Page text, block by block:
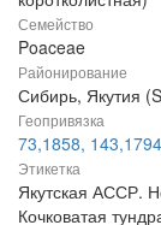
Семейство
Poaceae
Районирование
Сибирь, Якутия
Геопривязка
73,1858, 143,1794
Этикетка
Якутская АССР.
Кочковатая